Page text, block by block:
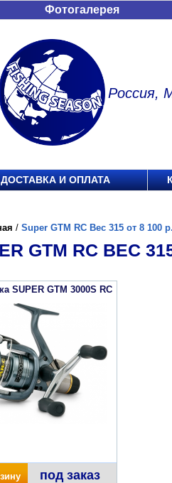
Фотогалерея
Россия,
ДОСТАВКА И ОПЛАТА
/ Super GTM RC Вес 315 от 8 100 р.
GTM RC ВЕС
SUPER GTM 3000S RC
под заказ